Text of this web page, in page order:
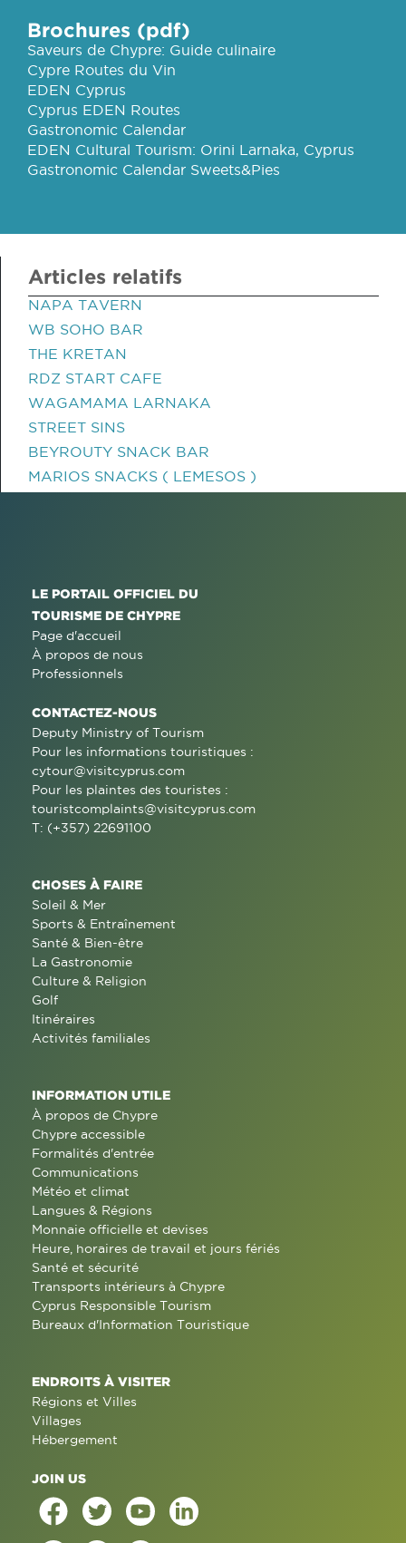
Brochures (pdf)
Saveurs de Chypre: Guide culinaire
Cypre Routes du Vin
EDEN Cyprus
Cyprus EDEN Routes
Gastronomic Calendar
EDEN Cultural Tourism: Orini Larnaka, Cyprus
Gastronomic Calendar Sweets&Pies
Articles relatifs
NAPA TAVERN
WB SOHO BAR
THE KRETAN
RDZ START CAFE
WAGAMAMA LARNAKA
STREET SINS
BEYROUTY SNACK BAR
MARIOS SNACKS ( LEMESOS )
LE PORTAIL OFFICIEL DU
TOURISME DE CHYPRE
Page d'accueil
À propos de nous
Professionnels
CONTACTEZ-NOUS
Deputy Ministry of Tourism
Pour les informations touristiques :
cytour@visitcyprus.com
Pour les plaintes des touristes :
touristcomplaints@visitcyprus.com
T: (+357) 22691100
CHOSES À FAIRE
Soleil & Mer
Sports & Entraînement
Santé & Bien-être
La Gastronomie
Culture & Religion
Golf
Itinéraires
Activités familiales
INFORMATION UTILE
À propos de Chypre
Chypre accessible
Formalités d'entrée
Communications
Météo et climat
Langues & Régions
Monnaie officielle et devises
Heure, horaires de travail et jours fériés
Santé et sécurité
Transports intérieurs à Chypre
Cyprus Responsible Tourism
Bureaux d'Information Touristique
ENDROITS À VISITER
Régions et Villes
Villages
Hébergement
JOIN US